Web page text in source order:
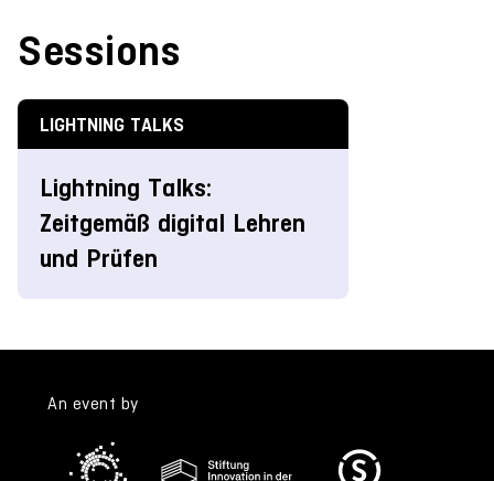
Sessions
LIGHTNING TALKS
Lightning Talks:
Zeitgemäß digital Lehren
und Prüfen
An event by